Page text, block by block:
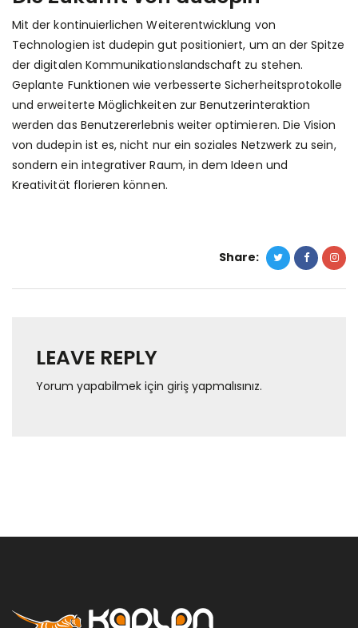
Mit der kontinuierlichen Weiterentwicklung von
Technologien ist dudepin gut positioniert, um an der Spitze
der digitalen Kommunikationslandschaft zu stehen.
Geplante Funktionen wie verbesserte Sicherheitsprotokolle
und erweiterte Möglichkeiten zur Benutzerinteraktion
werden das Benutzererlebnis weiter optimieren. Die Vision
von dudepin ist es, nicht nur ein soziales Netzwerk zu sein,
sondern ein integrativer Raum, in dem Ideen und
Kreativität florieren können.
Share:
LEAVE REPLY
Yorum yapabilmek için giriş yapmalısınız.